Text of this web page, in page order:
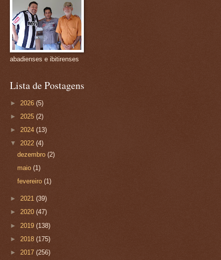
abadienses e ibitirenses
Lista de Postagens
► 2026 (5)
► 2025 (2)
► 2024 (13)
▼ 2022 (4)
dezembro(2)
maio(1)
fevereiro(1)
► 2021 (39)
► 2020 (47)
► 2019 (138)
► 2018 (175)
► 2017 (256)